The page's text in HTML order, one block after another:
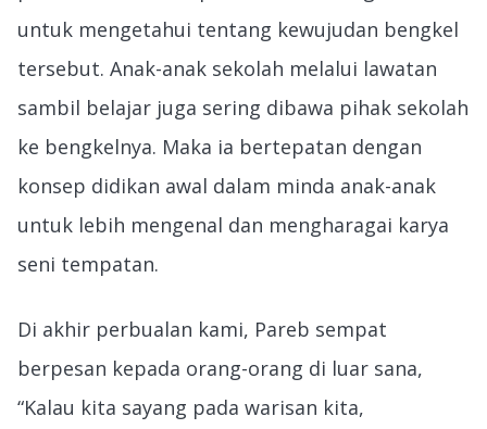
untuk mengetahui tentang kewujudan bengkel
tersebut. Anak-anak sekolah melalui lawatan
sambil belajar juga sering dibawa pihak sekolah
ke bengkelnya. Maka ia bertepatan dengan
konsep didikan awal dalam minda anak-anak
untuk lebih mengenal dan mengharagai karya
seni tempatan.
Di akhir perbualan kami, Pareb sempat
berpesan kepada orang-orang di luar sana,
“Kalau kita sayang pada warisan kita,